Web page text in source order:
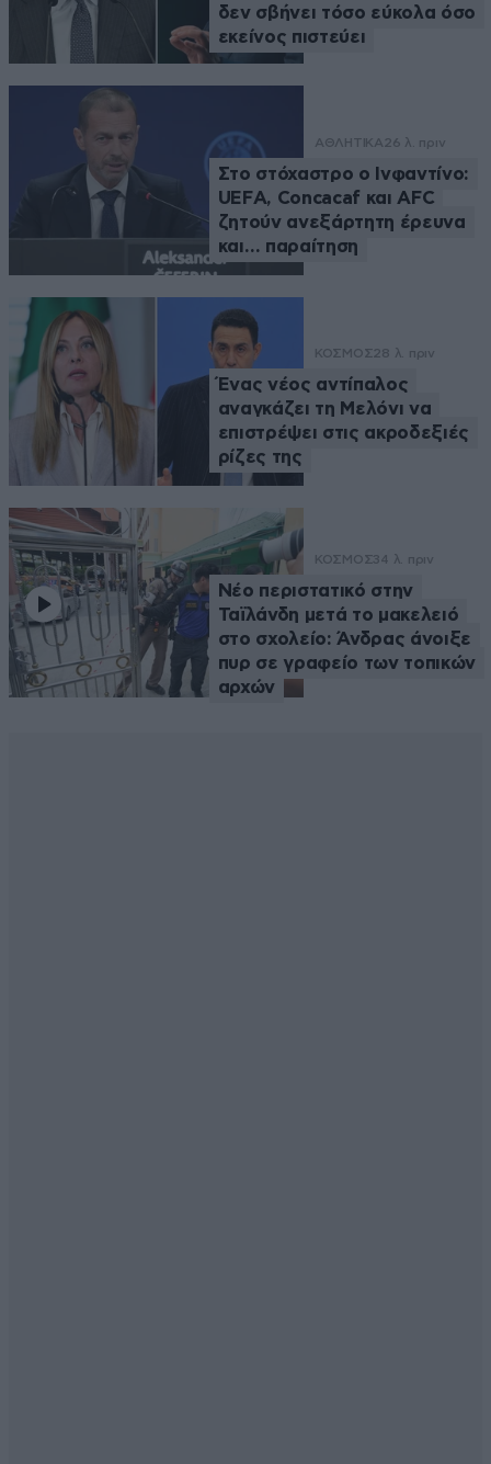
δεν σβήνει τόσο εύκολα όσο
εκείνος πιστεύει
ΑΘΛΗΤΙΚΑ26 λ. πριν
Στο στόχαστρο ο Ινφαντίνο:
UEFA, Concacaf και AFC
ζητούν ανεξάρτητη έρευνα
και… παραίτηση
ΚΟΣΜΟΣ28 λ. πριν
Ένας νέος αντίπαλος
αναγκάζει τη Μελόνι να
επιστρέψει στις ακροδεξιές
ρίζες της
ΚΟΣΜΟΣ34 λ. πριν
Νέο περιστατικό στην
Ταϊλάνδη μετά το μακελειό
στο σχολείο: Άνδρας άνοιξε
πυρ σε γραφείο των τοπικών
αρχών